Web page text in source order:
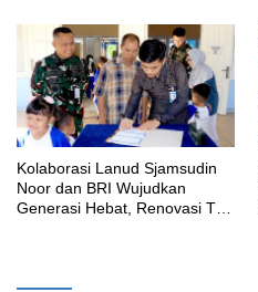
Kolaborasi Lanud Sjamsudin
Noor dan BRI Wujudkan
Generasi Hebat, Renovasi TK